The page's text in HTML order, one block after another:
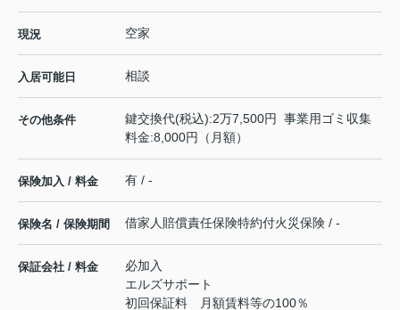
現況 空家
入居可能日 相談
その他条件
鍵交換代(税込):2万7,500円 事業用ゴミ収集
料金:8,000円（月額）
保険加入 / 料金 有 / -
保険名 / 保険期間 借家人賠償責任保険特約付火災保険 / -
保証会社 / 料金
必加入
エルズサポート
初回保証料 月額賃料等の100％